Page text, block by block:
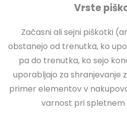
Vrste
Začasni ali sejni piškotki
obstanejo od trenutka, ko
pa do trenutka, ko sejo
uporabljajo za shranjevanje
primer elementov v
varnost pri spletnem